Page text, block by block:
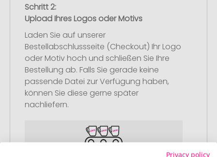
Schritt 2:
Upload Ihres Logos oder Motivs
Laden Sie auf unserer
Bestellabschlussseite (Checkout) Ihr Logo
oder Motiv hoch und schließen Sie Ihre
Bestellung ab. Falls Sie gerade keine
passende Datei zur Verfügung haben,
können Sie diese gerne später
nachliefern.
Privacy policy